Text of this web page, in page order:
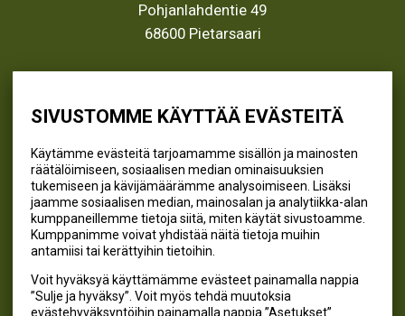
SIVUSTOMME KÄYTTÄÄ EVÄSTEITÄ
Käytämme evästeitä tarjoamamme sisällön ja mainosten
räätälöimiseen, sosiaalisen median ominaisuuksien
tukemiseen ja kävijämäärämme analysoimiseen. Lisäksi
jaamme sosiaalisen median, mainosalan ja analytiikka-alan
kumppaneillemme tietoja siitä, miten käytät sivustoamme.
Kumppanimme voivat yhdistää näitä tietoja muihin
antamiisi tai kerättyihin tietoihin.
Voit hyväksyä käyttämämme evästeet painamalla nappia
”Sulje ja hyväksy”. Voit myös tehdä muutoksia
evästehyväksyntöihin painamalla nappia ”Asetukset”.
Pohjanlahdentie 49
68600 Pietarsaari
(06) 781 2900
SEURAA MEITÄ
@kivikangaskalastus
@kivikangaskasvihuoneet
@kivikangaskasvihuoneet
Kivikangas Oy